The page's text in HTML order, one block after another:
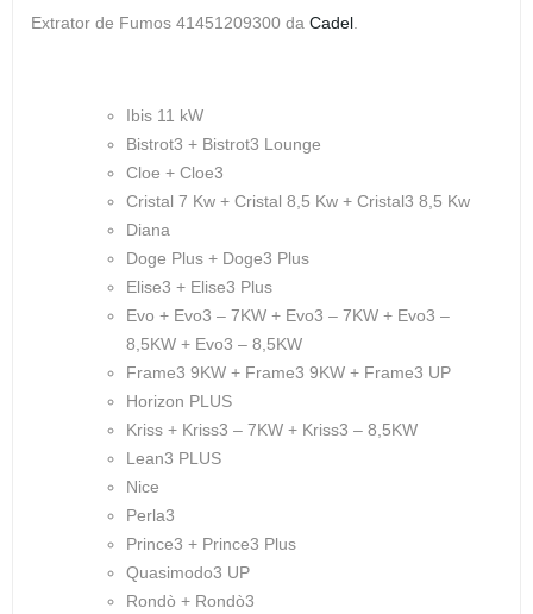
Extrator de Fumos 41451209300 da Cadel
Ibis 11 kW
Bistrot3 + Bistrot3 Lounge
Cloe + Cloe3
Cristal 7 Kw + Cristal 8,5 Kw + Cristal3 8,5 Kw
Diana
Doge Plus + Doge3 Plus
Elise3 + Elise3 Plus
Evo + Evo3 – 7KW + Evo3 – 7KW + Evo3 –
8,5KW + Evo3 – 8,5KW
Frame3 9KW + Frame3 9KW + Frame3 UP
Horizon PLUS
Kriss + Kriss3 – 7KW + Kriss3 – 8,5KW
Lean3 PLUS
Nice
Perla3
Prince3 + Prince3 Plus
Quasimodo3 UP
Rondò + Rondò3